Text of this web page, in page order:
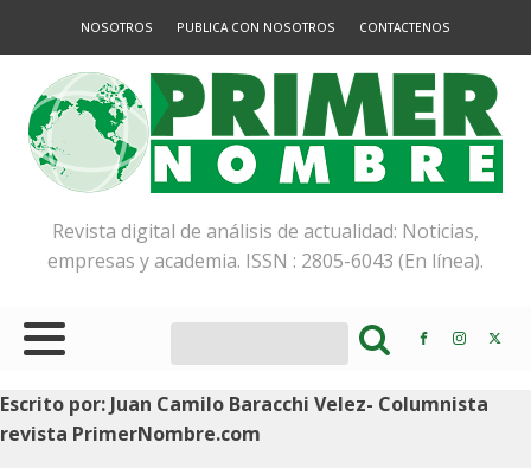
NOSOTROS PUBLICA CON NOSOTROS CONTACTENOS
Revista digital de análisis de actualidad: Noticias,
empresas y academia. ISSN : 2805-6043 (En línea).
Escrito por: Juan Camilo Baracchi Velez- Columnista
revista PrimerNombre.com